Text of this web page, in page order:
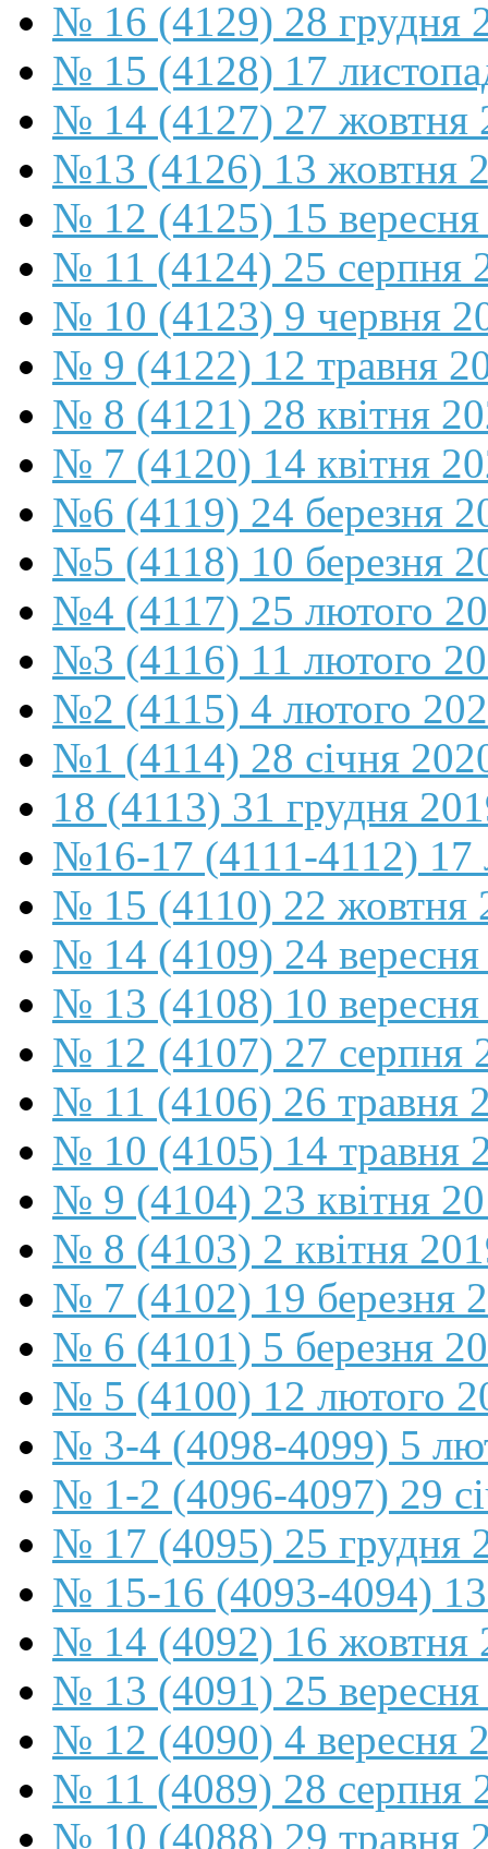
№ 16 (4129) 28 грудня
№ 15 (4128) 17
№ 14 (4127) 27 жовтня
№13 (4126) 13 жовтня
№ 12 (4125) 15
№ 11 (4124) 25 серпня
№ 10 (4123) 9 червня
№ 9 (4122) 12 травня
№ 8 (4121) 28 квітня
№ 7 (4120) 14 квітня
№6 (4119) 24 березня
№5 (4118) 10 березня
№4 (4117) 25 лютого
№3 (4116) 11 лютого
№2 (4115) 4 лютого
№1 (4114) 28 січня
18 (4113) 31 грудня
№16-17 (4111-4112) 17
№ 15 (4110) 22 жовтня
№ 14 (4109) 24
№ 13 (4108) 10
№ 12 (4107) 27 серпня
№ 11 (4106) 26 травня
№ 10 (4105) 14 травня
№ 9 (4104) 23 квітня
№ 8 (4103) 2 квітня
№ 7 (4102) 19 березня
№ 6 (4101) 5 березня
№ 5 (4100) 12 лютого
№ 3-4 (4098-4099) 5
№ 1-2 (4096-4097) 29
№ 17 (4095) 25 грудня
№ 15-16 (4093-4094) 13
№ 14 (4092) 16 жовтня
№ 13 (4091) 25
№ 12 (4090) 4 вересня
№ 11 (4089) 28 серпня
№ 10 (4088) 29 травня